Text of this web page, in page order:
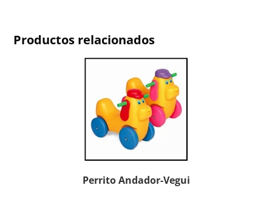
Productos relacionados
Perrito Andador-Vegui